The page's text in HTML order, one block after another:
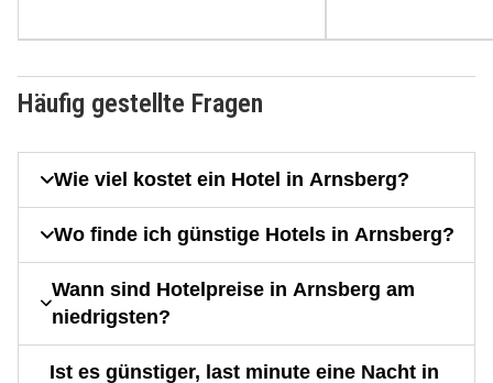
Häufig gestellte Fragen
Wie viel kostet ein Hotel in Arnsberg?
Wo finde ich günstige Hotels in Arnsberg?
Wann sind Hotelpreise in Arnsberg am
niedrigsten?
Ist es günstiger, last minute eine Nacht in